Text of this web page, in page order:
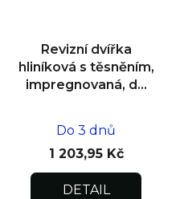
Revizní dvířka
hliníková s těsněním,
impregnovaná, do
Do 3 dnů
1 203,95 Kč
DETAIL